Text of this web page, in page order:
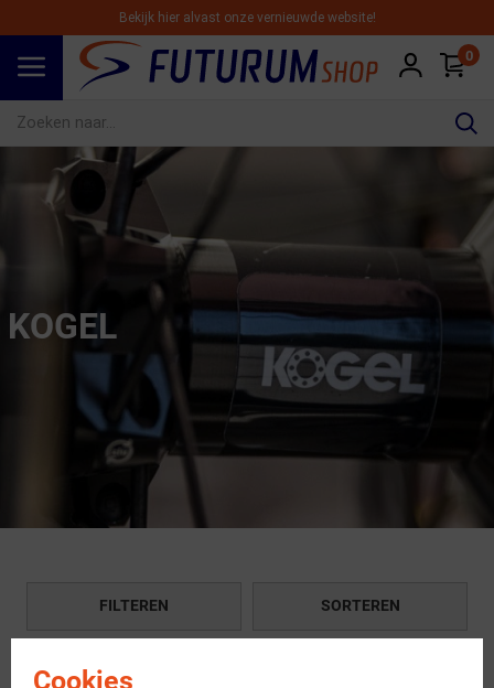
Cookies
Bekijk hier alvast onze vernieuwde website!
0
KOGEL
FILTEREN SORTEREN